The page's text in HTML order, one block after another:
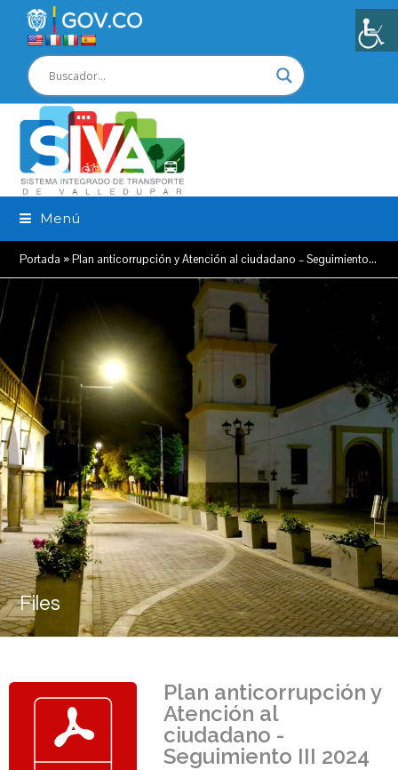
Menú
Portada »Plan anticorrupción y Atención al ciudadano – Seguimiento…
Files
Plan anticorrupción y
Atención al
ciudadano -
Seguimiento III 2024